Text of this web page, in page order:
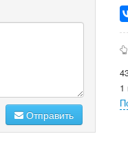
Отправить
1